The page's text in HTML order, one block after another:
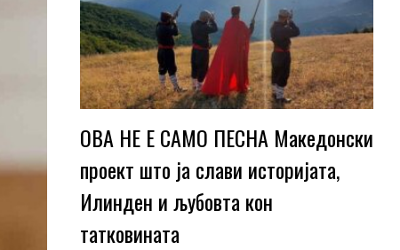
ОВА НЕ Е САМО ПЕСНА Македонски
проект што ја слави историјата,
Илинден и љубовта кон
татковината